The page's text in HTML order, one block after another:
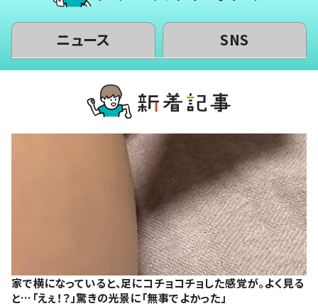
ニュース SNS
家で横になっていると、足にコチョコチョした感覚が。よく見る
と…「えぇ！？」驚きの光景に「無事でよかった」